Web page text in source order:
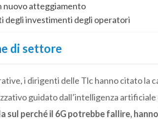
nuovo atteggiamento
investimenti degli operatori
di settore
i dirigenti delle Tlc hanno citato la
guidato dall’intelligenza artificiale
sul perché il 6G potrebbe fallire,